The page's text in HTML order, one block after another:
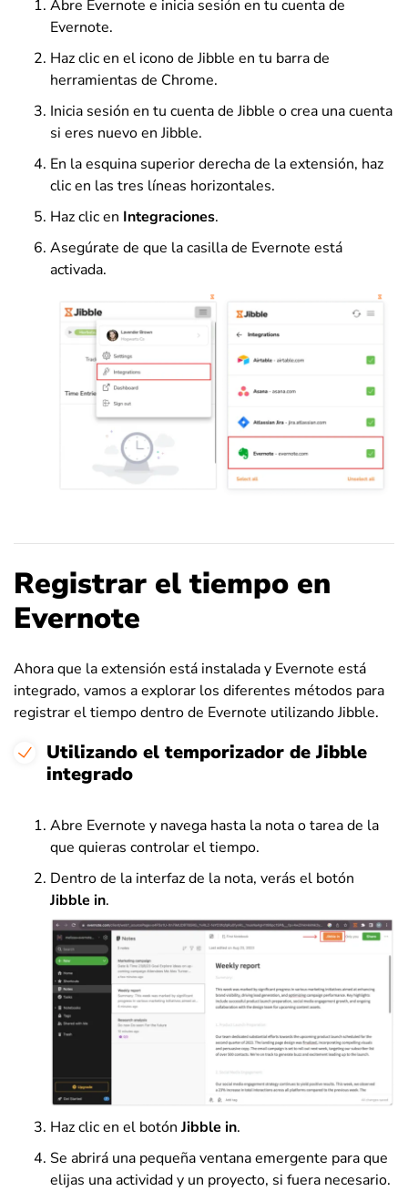
Abre Evernote e inicia sesión en tu cuenta de
Evernote.
Haz clic en el icono de Jibble en tu barra de
herramientas de Chrome.
Inicia sesión en tu cuenta de Jibble o crea una cuenta
si eres nuevo en Jibble.
En la esquina superior derecha de la extensión, haz
clic en las tres líneas horizontales.
Haz clic en Integraciones.
Asegúrate de que la casilla de Evernote está
activada.
Registrar el tiempo en
Evernote
Ahora que la extensión está instalada y Evernote está
integrado, vamos a explorar los diferentes métodos para
registrar el tiempo dentro de Evernote utilizando Jibble.
Utilizando el temporizador de Jibble
integrado
Abre Evernote y navega hasta la nota o tarea de la
que quieras controlar el tiempo.
Dentro de la interfaz de la nota, verás el botón
Jibble in.
Haz clic en el botón Jibble in.
Se abrirá una pequeña ventana emergente para que
elijas una actividad y un proyecto, si fuera necesario.